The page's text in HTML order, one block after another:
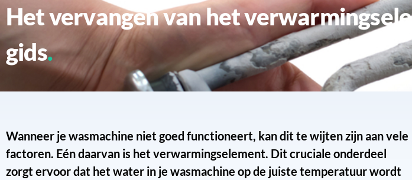
Het vervangen van het verwarmingselement van je wasmachine: een
gids
Wanneer je wasmachine niet goed functioneert, kan dit te wijten zijn aan vele
factoren. Eén daarvan is het verwarmingselement. Dit cruciale onderdeel
zorgt ervoor dat het water in je wasmachine op de juiste temperatuur wordt